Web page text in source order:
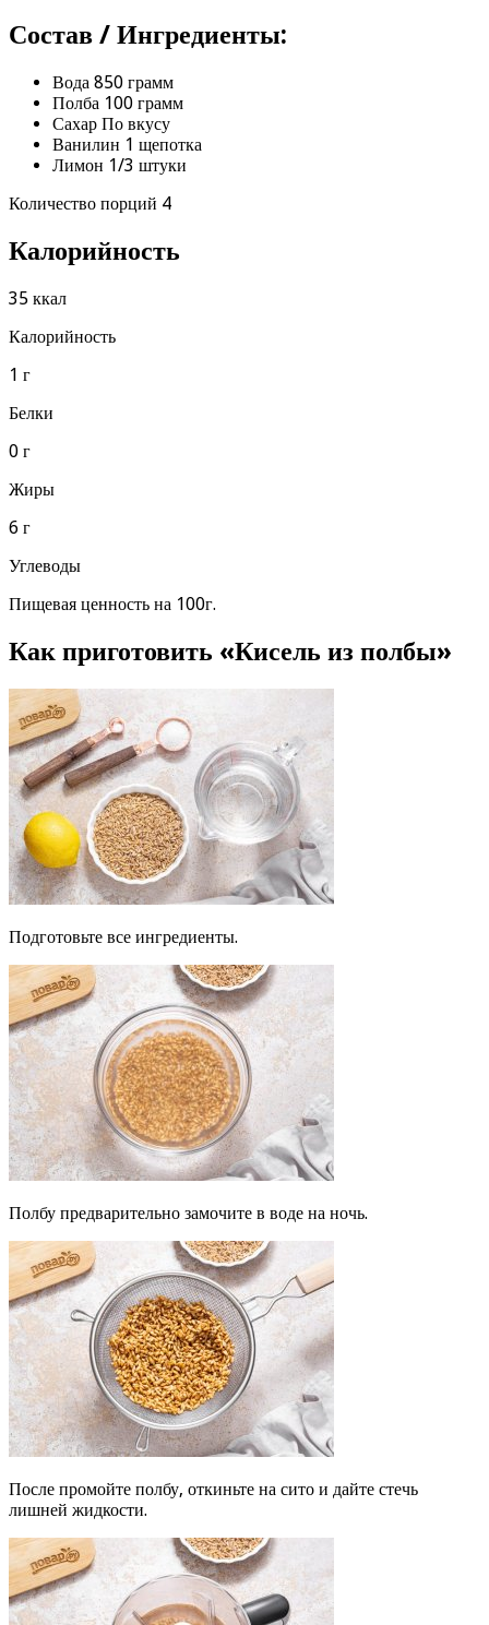
Состав / Ингредиенты:
Вода 850 грамм
Полба 100 грамм
Сахар По вкусу
Ванилин 1 щепотка
Лимон 1/3 штуки
Количество порций 4
Калорийность
35 ккал
Калорийность
1 г
Белки
0 г
Жиры
6 г
Углеводы
Пищевая ценность на 100г.
Как приготовить «Кисель из полбы»
Подготовьте все ингредиенты.
Полбу предварительно замочите в воде на ночь.
После промойте полбу, откиньте на сито и дайте стечь
лишней жидкости.